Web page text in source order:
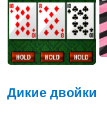
Дикие двойки